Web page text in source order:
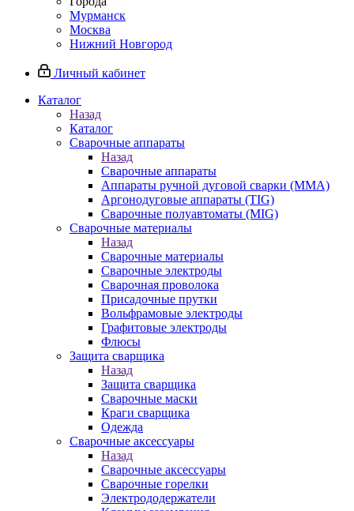
Мурманск
Москва
Нижний Новгород
Личный кабинет
Каталог
Назад
Каталог
Сварочные аппараты
Назад
Сварочные аппараты
Аппараты ручной дуговой сварки (MMA)
Аргонодуговые аппараты (TIG)
Сварочные полуавтоматы (MIG)
Сварочные материалы
Назад
Сварочные материалы
Сварочные электроды
Сварочная проволока
Присадочные прутки
Вольфрамовые электроды
Графитовые электроды
Флюсы
Защита сварщика
Назад
Защита сварщика
Сварочные маски
Краги сварщика
Одежда
Сварочные аксессуары
Назад
Сварочные аксессуары
Сварочные горелки
Электрододержатели